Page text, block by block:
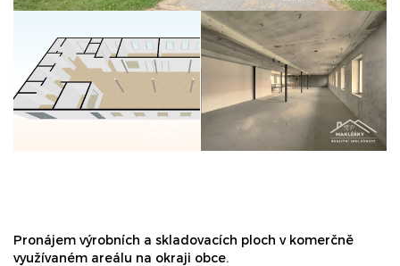
Pronájem výrobních a skladovacích ploch v komerčně
využívaném areálu na okraji obce.